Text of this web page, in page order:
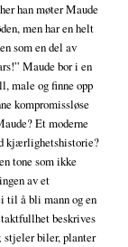
han møter Maude
men har en helt
som en del av
Maude bor i en
male og finne opp
kompromissløse
Et moderne
kjærlighetshistorie?
tone som ikke
av et
til å bli mann og en
beskrives
stjeler biler, planter